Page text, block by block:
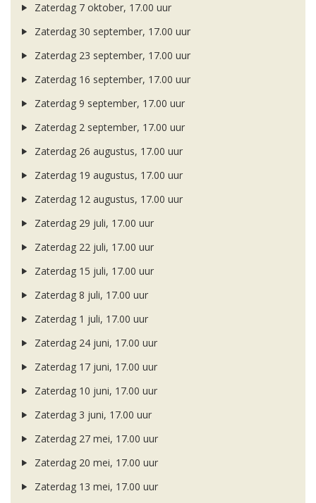
Zaterdag 7 oktober, 17.00 uur
Zaterdag 30 september, 17.00 uur
Zaterdag 23 september, 17.00 uur
Zaterdag 16 september, 17.00 uur
Zaterdag 9 september, 17.00 uur
Zaterdag 2 september, 17.00 uur
Zaterdag 26 augustus, 17.00 uur
Zaterdag 19 augustus, 17.00 uur
Zaterdag 12 augustus, 17.00 uur
Zaterdag 29 juli, 17.00 uur
Zaterdag 22 juli, 17.00 uur
Zaterdag 15 juli, 17.00 uur
Zaterdag 8 juli, 17.00 uur
Zaterdag 1 juli, 17.00 uur
Zaterdag 24 juni, 17.00 uur
Zaterdag 17 juni, 17.00 uur
Zaterdag 10 juni, 17.00 uur
Zaterdag 3 juni, 17.00 uur
Zaterdag 27 mei, 17.00 uur
Zaterdag 20 mei, 17.00 uur
Zaterdag 13 mei, 17.00 uur